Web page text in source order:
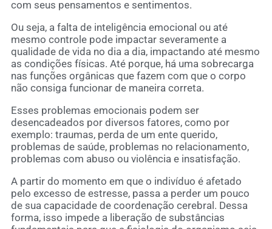
com seus pensamentos e sentimentos.
Ou seja, a falta de inteligência emocional ou até
mesmo controle pode impactar severamente a
qualidade de vida no dia a dia, impactando até mesmo
as condições físicas. Até porque, há uma sobrecarga
nas funções orgânicas que fazem com que o corpo
não consiga funcionar de maneira correta.
Esses problemas emocionais podem ser
desencadeados por diversos fatores, como por
exemplo: traumas, perda de um ente querido,
problemas de saúde, problemas no relacionamento,
problemas com abuso ou violência e insatisfação.
A partir do momento em que o indivíduo é afetado
pelo excesso de estresse, passa a perder um pouco
de sua capacidade de coordenação cerebral. Dessa
forma, isso impede a liberação de substâncias